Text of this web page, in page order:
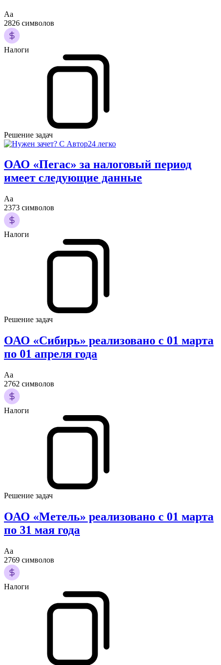
Аа
2826 символов
Налоги
Решение задач
ОАО «Пегас» за налоговый период
имеет следующие данные
Аа
2373 символов
Налоги
Решение задач
ОАО «Сибирь» реализовано с 01 марта
по 01 апреля года
Аа
2762 символов
Налоги
Решение задач
ОАО «Метель» реализовано с 01 марта
по 31 мая года
Аа
2769 символов
Налоги